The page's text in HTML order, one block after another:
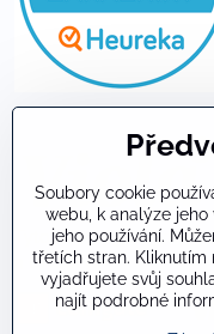
Tyto stránky jsou proti
a DNSSEC.
Soubory cookie
webu, k analýze
jeho používání.
třetích stran. Kliknutím
vyjadřujete svůj
najít podrobné